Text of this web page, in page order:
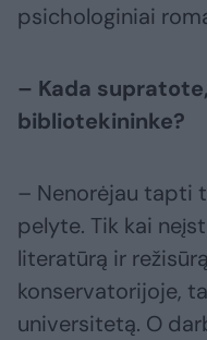
psichologiniai
– Kada
bibliotekininke?
– Nenorėjau tapti
pelyte. Tik kai
literatūrą ir
konservatorijoje,
universitetą. O